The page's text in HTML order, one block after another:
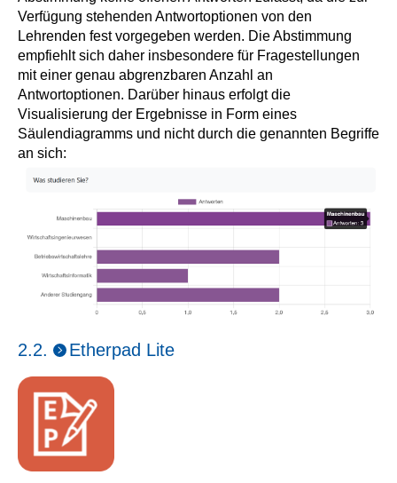
Verfügung stehenden Antwortoptionen von den
Lehrenden fest vorgegeben werden. Die Abstimmung
empfiehlt sich daher insbesondere für Fragestellungen
mit einer genau abgrenzbaren Anzahl an
Antwortoptionen. Darüber hinaus erfolgt die
Visualisierung der Ergebnisse in Form eines
Säulendiagramms und nicht durch die genannten Begriffe
an sich:
2.2. Etherpad Lite